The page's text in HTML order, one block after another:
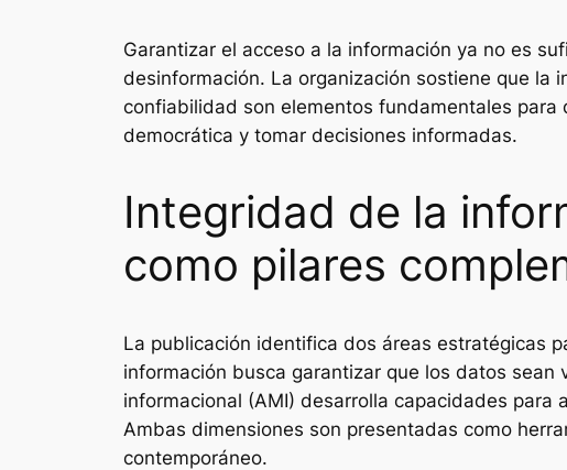
Garantizar el acceso a la información ya no es
desinformación. La organización sostiene que la
confiabilidad son elementos fundamentales
democrática y tomar decisiones informadas.
Integridad de la
como pilares
La publicación identifica dos áreas estratégicas
información busca garantizar que los datos
informacional (AMI) desarrolla capacidades
Ambas dimensiones son presentadas como
contemporáneo.